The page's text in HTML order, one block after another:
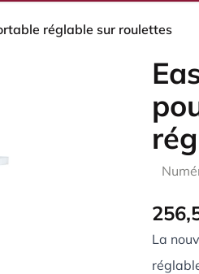
réglable sur roulettes
La